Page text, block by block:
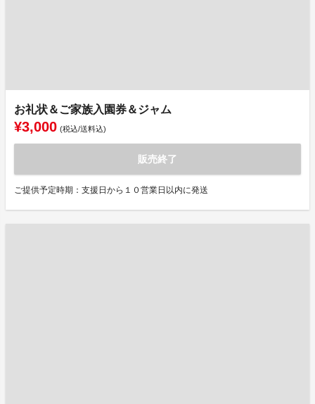
お礼状＆ご家族入園券＆ジャム
¥3,000 (税込/送料込)
販売終了
ご提供予定時期：支援日から１０営業日以内に発送